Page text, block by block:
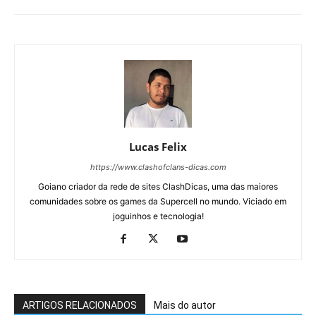
Lucas Felix
https://www.clashofclans-dicas.com
Goiano criador da rede de sites ClashDicas, uma das maiores
comunidades sobre os games da Supercell no mundo. Viciado em
joguinhos e tecnologia!
ARTIGOS RELACIONADOS Mais do autor